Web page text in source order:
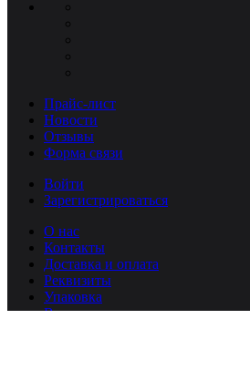
Прайс-лист
Новости
Отзывы
Форма связи
Войти
Зарегистрироваться
О нас
Контакты
Доставка и оплата
Реквизиты
Упаковка
Вакансии